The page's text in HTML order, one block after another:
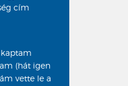
cím
(hát igen
vette le a